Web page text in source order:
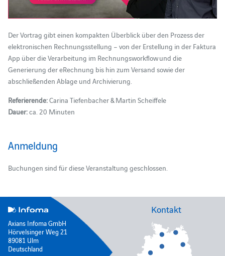
Der Vortrag gibt einen kompakten Überblick über den Prozess der
elektronischen Rechnungsstellung – von der Erstellung in der Faktura
App über die Verarbeitung im Rechnungsworkflowund die
Generierung der eRechnung bis hin zum Versand sowie der
abschließenden Ablage und Archivierung.
Referierende:Carina Tiefenbacher & Martin Scheiffele
Dauer:ca. 20 Minuten
Anmeldung
Buchungen sind für diese Veranstaltung geschlossen.
Axians Infoma GmbH
Hörvelsinger Weg 21
89081 Ulm
Deutschland
Kontakt